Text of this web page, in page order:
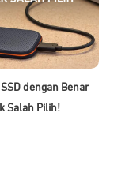
dengan Benar
Salah Pilih!